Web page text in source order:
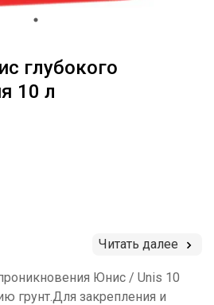
глубокого
10 л
Читать далее
Юнис / Unis 10
грунт.Для закрепления и